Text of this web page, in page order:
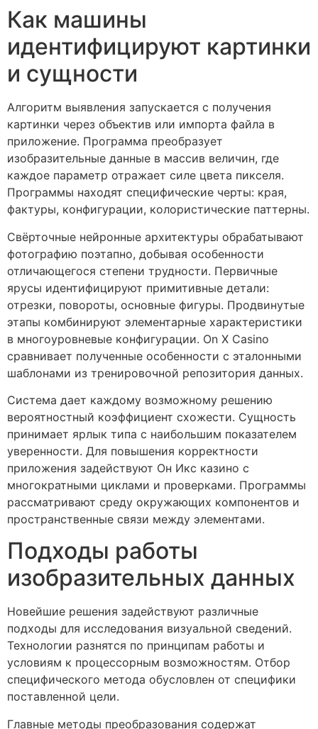
Как машины
идентифицируют картинки
и сущности
Алгоритм выявления запускается с получения
картинки через объектив или импорта файла в
приложение. Программа преобразует
изобразительные данные в массив величин, где
каждое параметр отражает силе цвета пикселя.
Программы находят специфические черты: края,
фактуры, конфигурации, колористические паттерны.
Свёрточные нейронные архитектуры обрабатывают
фотографию поэтапно, добывая особенности
отличающегося степени трудности. Первичные
ярусы идентифицируют примитивные детали:
отрезки, повороты, основные фигуры. Продвинутые
этапы комбинируют элементарные характеристики
в многоуровневые конфигурации. On X Casino
сравнивает полученные особенности с эталонными
шаблонами из тренировочной репозитория данных.
Система дает каждому возможному решению
вероятностный коэффициент схожести. Сущность
принимает ярлык типа с наибольшим показателем
уверенности. Для повышения корректности
приложения задействуют Он Икс казино с
многократными циклами и проверками. Программы
рассматривают среду окружающих компонентов и
пространственные связи между элементами.
Подходы работы
изобразительных данных
Новейшие решения задействуют различные
подходы для исследования визуальной сведений.
Технологии разнятся по принципам работы и
условиям к процессорным возможностям. Отбор
специфического метода обусловлен от специфики
поставленной цели.
Главные методы преобразования содержат